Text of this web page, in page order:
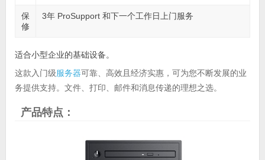
保
修
3年 ProSupport 和下一个工作日上门服务
适合小型企业的基础设备。
这款入门级服务器可靠、高效且经济实惠，可为您不断发展的业
务提供支持。文件、打印、邮件和消息传递的理想之选。
产品特点：